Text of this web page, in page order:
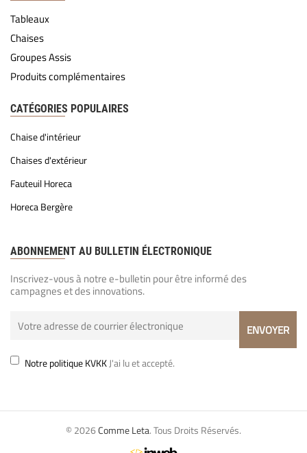
Tableaux
Chaises
Groupes Assis
Produits complémentaires
CATÉGORIES POPULAIRES
Chaise d'intérieur
Chaises d'extérieur
Fauteuil Horeca
Horeca Bergère
ABONNEMENT AU BULLETIN ÉLECTRONIQUE
Inscrivez-vous à notre e-bulletin pour être informé des
campagnes et des innovations.
Notre politique KVKKJ'ai lu et accepté.
© 2026Comme Leta. Tous Droits Réservés.